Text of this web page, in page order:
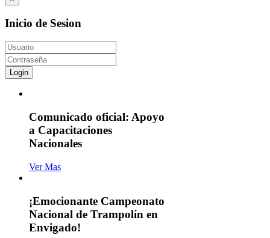
Inicio de Sesion
Login
Comunicado oficial: Apoyo
a Capacitaciones
Nacionales
Ver Mas
¡Emocionante Campeonato
Nacional de Trampolín en
Envigado!